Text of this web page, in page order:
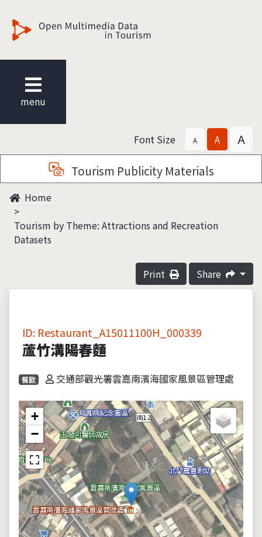
menu
Font Size A A A
Tourism Publicity Materials
Home
Tourism by Theme: Attractions and Recreation
Datasets
Print Share
ID: Restaurant_A15011100H_000339
蘆竹溝陽春麵
餐飲 交通部觀光署雲嘉南濱海國家風景區管理處
+
−